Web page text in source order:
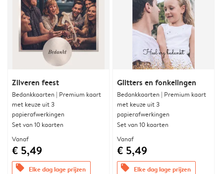
Zilveren feest
Bedankkaarten | Premium kaart
met keuze uit 3
papierafwerkingen
Set van 10 kaarten
Vanaf
€ 5,49
offers Elke dag lage prijzen
Glitters en fonkelingen
Bedankkaarten | Premium kaart
met keuze uit 3
papierafwerkingen
Set van 10 kaarten
Vanaf
€ 5,49
offers Elke dag lage prijzen